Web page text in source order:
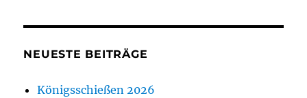
NEUESTE BEITRÄGE
Königsschießen 2026